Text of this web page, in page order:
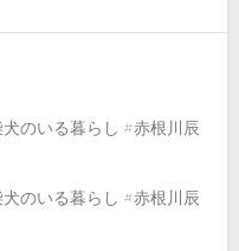
のいる暮らし #赤根川辰
のいる暮らし #赤根川辰